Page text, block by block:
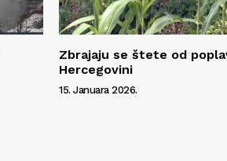
Zbrajaju se štete od
Hercegovini
15. Januara 2026.